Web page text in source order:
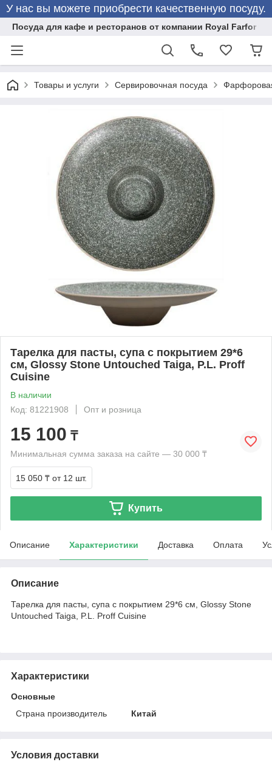
У нас вы можете приобрести качественную посуду.
Посуда для кафе и ресторанов от компании Royal Farfor
Товары и услуги Сервировочная посуда
Тарелка для пасты, супа с покрытием 29*6
см, Glossy Stone Untouched Taiga, P.L. Proff
Cuisine
В наличии
Код: 81221908
Опт и розница
15 100 ₸
Минимальная сумма заказа на сайте — 30 000 ₸
15 050 ₸ от 12 шт.
Купить
Описание Характеристики Доставка Оплата
Описание
Тарелка для пасты, супа с покрытием 29*6 см, Glossy Stone
Untouched Taiga, P.L. Proff Cuisine
Характеристики
Основные
Страна производитель
Китай
Условия доставки